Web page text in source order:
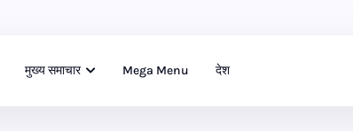
मुख्य समाचार Mega Menu देश